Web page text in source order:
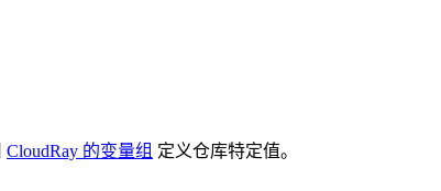
CloudRay 的变量组 定义仓库特定值。